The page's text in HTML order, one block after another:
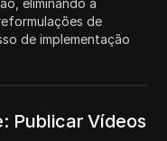
eliminando a
de
de implementação
Publicar Vídeos